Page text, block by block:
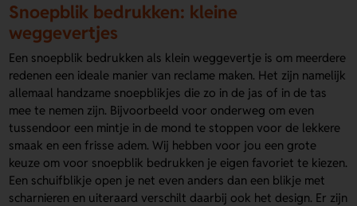
Snoepblik bedrukken: kleine
weggevertjes
Een snoepblik bedrukken als klein weggevertje is om meerdere
redenen een ideale manier van reclame maken. Het zijn namelijk
allemaal handzame snoepblikjes die zo in de jas of in de tas
mee te nemen zijn. Bijvoorbeeld voor onderweg om even
tussendoor een mintje in de mond te stoppen voor de lekkere
smaak en een frisse adem. Wij hebben voor jou een grote
keuze om voor snoepblik bedrukken je eigen favoriet te kiezen.
Een schuifblikje open je net even anders dan een blikje met
scharnieren en uiteraard verschilt daarbij ook het design. Er zijn